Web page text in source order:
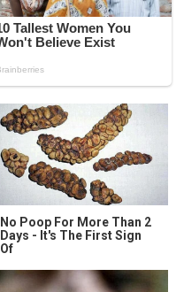
No Poop For More Than 2
Days - It's The First Sign
Of